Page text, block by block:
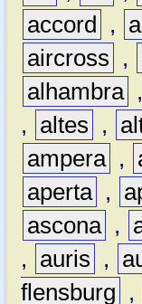
accord
,
aircross
,
alhambra ,
,
altes ,
ampera ,
aperta ,
ascona ,
,
auris ,
flensburg
,